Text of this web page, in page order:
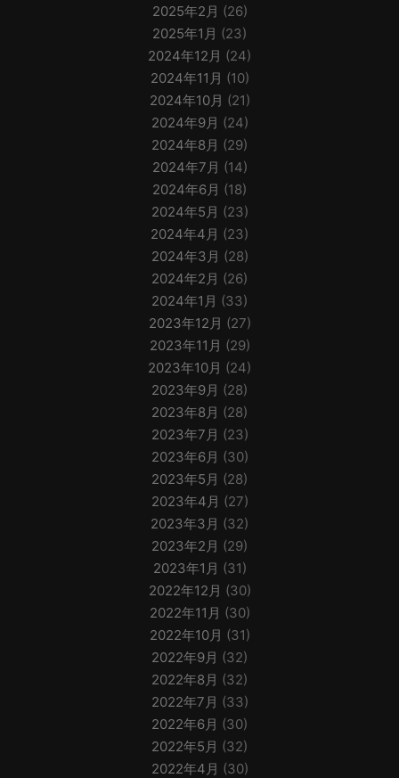
2025年2月 (26)
2025年1月 (23)
2024年12月 (24)
2024年11月 (10)
2024年10月 (21)
2024年9月 (24)
2024年8月 (29)
2024年7月 (14)
2024年6月 (18)
2024年5月 (23)
2024年4月 (23)
2024年3月 (28)
2024年2月 (26)
2024年1月 (33)
2023年12月 (27)
2023年11月 (29)
2023年10月 (24)
2023年9月 (28)
2023年8月 (28)
2023年7月 (23)
2023年6月 (30)
2023年5月 (28)
2023年4月 (27)
2023年3月 (32)
2023年2月 (29)
2023年1月 (31)
2022年12月 (30)
2022年11月 (30)
2022年10月 (31)
2022年9月 (32)
2022年8月 (32)
2022年7月 (33)
2022年6月 (30)
2022年5月 (32)
2022年4月 (30)